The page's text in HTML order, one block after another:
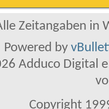
Zeitangaben in
Powered by
Adduco Digital
Copyright